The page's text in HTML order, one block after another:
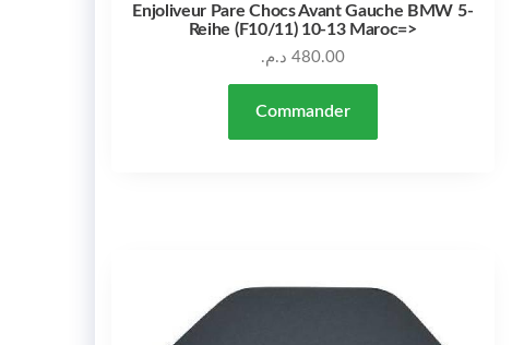
Enjoliveur Pare Chocs Avant Gauche BMW 5-
Reihe (F10/11) 10-13 Maroc=>
480.00 د.م.
Commander